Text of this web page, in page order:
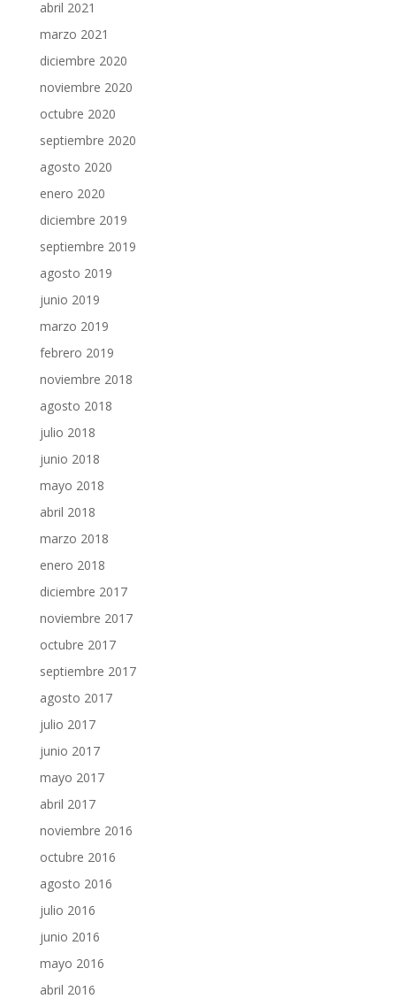
abril 2021
marzo 2021
diciembre 2020
noviembre 2020
octubre 2020
septiembre 2020
agosto 2020
enero 2020
diciembre 2019
septiembre 2019
agosto 2019
junio 2019
marzo 2019
febrero 2019
noviembre 2018
agosto 2018
julio 2018
junio 2018
mayo 2018
abril 2018
marzo 2018
enero 2018
diciembre 2017
noviembre 2017
octubre 2017
septiembre 2017
agosto 2017
julio 2017
junio 2017
mayo 2017
abril 2017
noviembre 2016
octubre 2016
agosto 2016
julio 2016
junio 2016
mayo 2016
abril 2016